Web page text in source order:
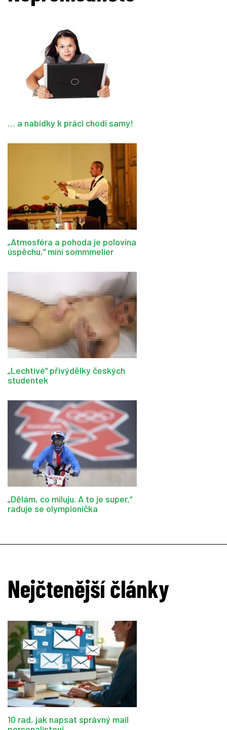
… a nabídky k práci chodí samy!
„Atmosféra a pohoda je polovina
úspěchu,“ míní sommmelier
„Lechtivé“ přivýdělky českých
studentek
„Dělám, co miluju. A to je super,“
raduje se olympionička
Nejčtenější články
10 rad, jak napsat správný mail